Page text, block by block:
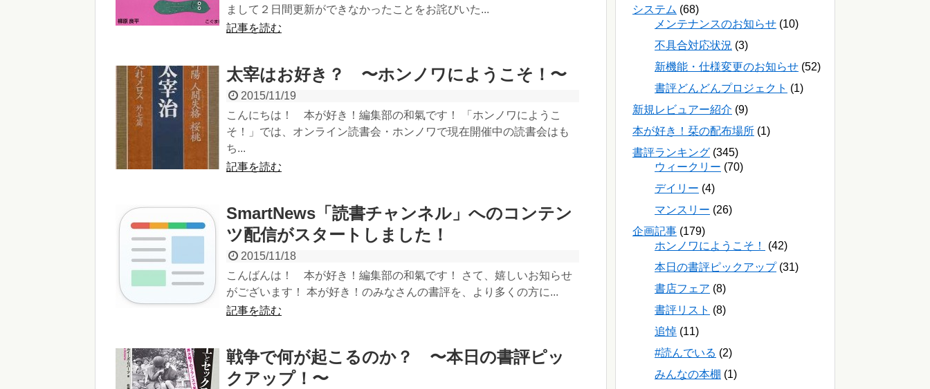
まして２日間更新ができなかったことをお詫びいた...
記事を読む
太宰はお好き？ 〜ホンノワにようこそ！〜
2015/11/19
こんにちは！ 本が好き！編集部の和氣です！ 「ホンノワにようこ
そ！」では、オンライン読書会・ホンノワで現在開催中の読書会はも
ち...
記事を読む
SmartNews「読書チャンネル」へのコンテン
ツ配信がスタートしました！
2015/11/18
こんばんは！ 本が好き！編集部の和氣です！ さて、嬉しいお知らせ
がございます！ 本が好き！のみなさんの書評を、より多くの方に...
記事を読む
戦争で何が起こるのか？ 〜本日の書評ピッ
クアップ！〜
システム (68)
メンテナンスのお知らせ (10)
不具合対応状況 (3)
新機能・仕様変更のお知らせ (52)
書評どんどんプロジェクト (1)
新規レビュアー紹介 (9)
本が好き！栞の配布場所 (1)
書評ランキング (345)
ウィークリー (70)
デイリー (4)
マンスリー (26)
企画記事 (179)
ホンノワにようこそ！
(42)
本日の書評ピックアップ(31)
書店フェア (8)
書評リスト (8)
追悼 (11)
#読んでいる (2)
みんなの本棚 (1)